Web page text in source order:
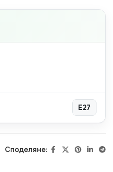
E27
Споделяне: